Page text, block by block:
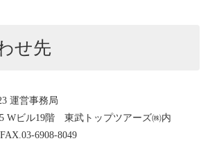
せ先
運営事務局
Wビル19階 東武トップツアーズ㈱内
6908-8049